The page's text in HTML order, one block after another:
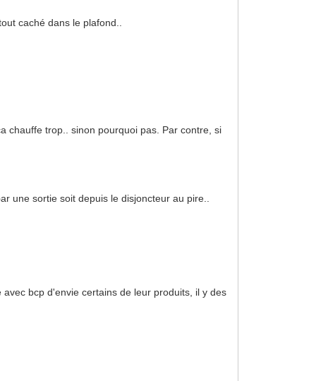
caché dans le plafond..
chauffe trop.. sinon pourquoi pas. Par contre, si
une sortie soit depuis le disjoncteur au pire..
bcp d'envie certains de leur produits, il y des